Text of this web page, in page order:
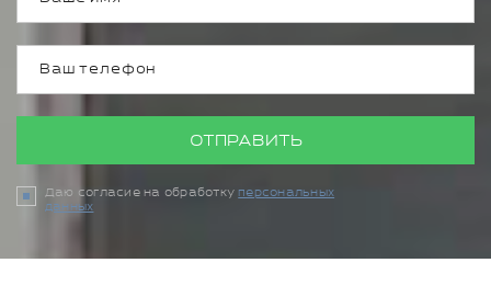
ОТПРАВИТЬ
Даю согласие на обработку персональных
данных